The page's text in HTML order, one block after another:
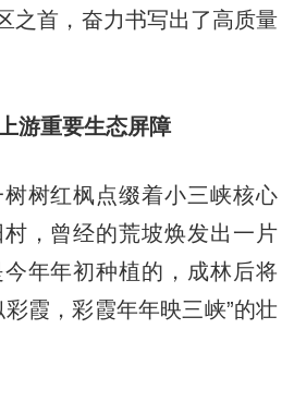
之首，奋力书写出了高质量
游重要生态屏障
红枫点缀着小三峡核心
，曾经的荒坡焕发出一片
年年初种植的，成林后将
霞，彩霞年年映三峡”的壮